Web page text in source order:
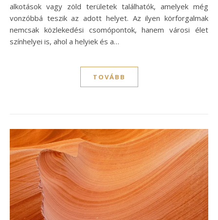
alkotások vagy zöld területek találhatók, amelyek még
vonzóbbá teszik az adott helyet. Az ilyen körforgalmak
nemcsak közlekedési csomópontok, hanem városi élet
színhelyei is, ahol a helyiek és a…
TOVÁBB